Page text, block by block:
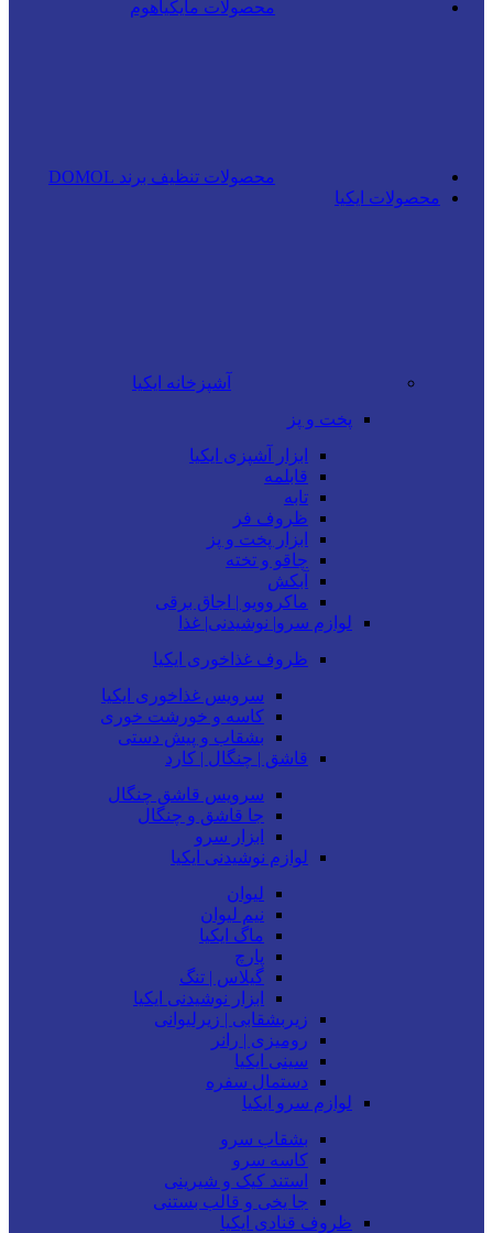
محصولات مایکیاهوم
محصولات تنظیف برند DOMOL
محصولات ایکیا
آشپزخانه ایکیا
پخت و پز
ابزار آشپزی ایکیا
قابلمه
تابه
ظروف فر
ابزار پخت و پز
چاقو و تخته
آبکش
ماکروویو | اجاق برقی
لوازم سرو| نوشیدنی| غذا
ظروف غذاخوری ایکیا
سرویس غذاخوری ایکیا
کاسه و خورشت خوری
بشقاب و پیش دستی
قاشق | چنگال | کارد
سرویس قاشق چنگال
جا قاشق و چنگال
ابزار سرو
لوازم نوشیدنی ایکیا
لیوان
نیم لیوان
ماگ ایکیا
پارچ
گیلاس | تنگ
ابزار نوشیدنی ایکیا
زیربشقابی | زیرلیوانی
رومیزی | رانر
سینی ایکیا
دستمال سفره
لوازم سرو ایکیا
بشقاب سرو
کاسه سرو
استند کیک و شیرینی
جا یخی و قالب بستنی
ظروف قنادی ایکیا